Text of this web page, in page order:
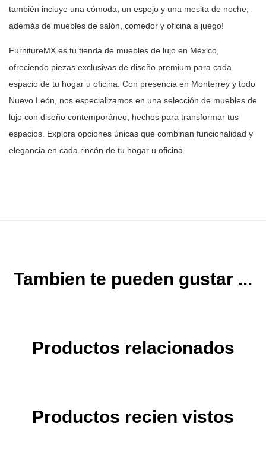
también incluye una cómoda, un espejo y una mesita de noche,
además de muebles de salón, comedor y oficina a juego!
FurnitureMX es tu tienda de muebles de lujo en México,
ofreciendo piezas exclusivas de diseño premium para cada
espacio de tu hogar u oficina. Con presencia en Monterrey y todo
Nuevo León, nos especializamos en una selección de muebles de
lujo con diseño contemporáneo, hechos para transformar tus
espacios. Explora opciones únicas que combinan funcionalidad y
elegancia en cada rincón de tu hogar u oficina.
Tambien te pueden gustar ...
Productos relacionados
Productos recien vistos